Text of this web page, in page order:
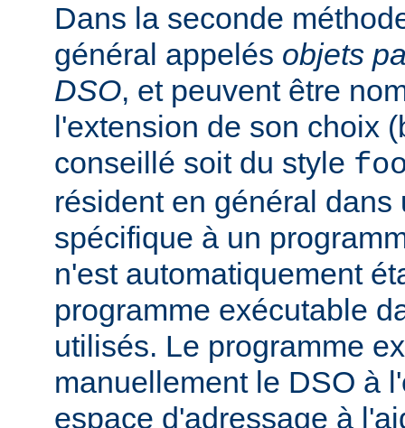
Dans la seconde
général appelés objets
DSO, et peuvent être
l'extension de son choix
conseillé soit du style
résident en général dans
spécifique à un
n'est automatiquement
programme exécutable
utilisés. Le programme
manuellement le DSO à
espace d'adressage à